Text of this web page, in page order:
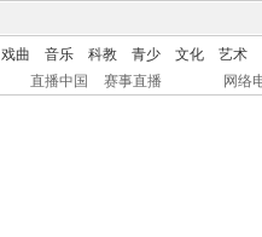
戏曲 音乐 科教 青少 文化
艺术
直播中国 赛事直播 网络